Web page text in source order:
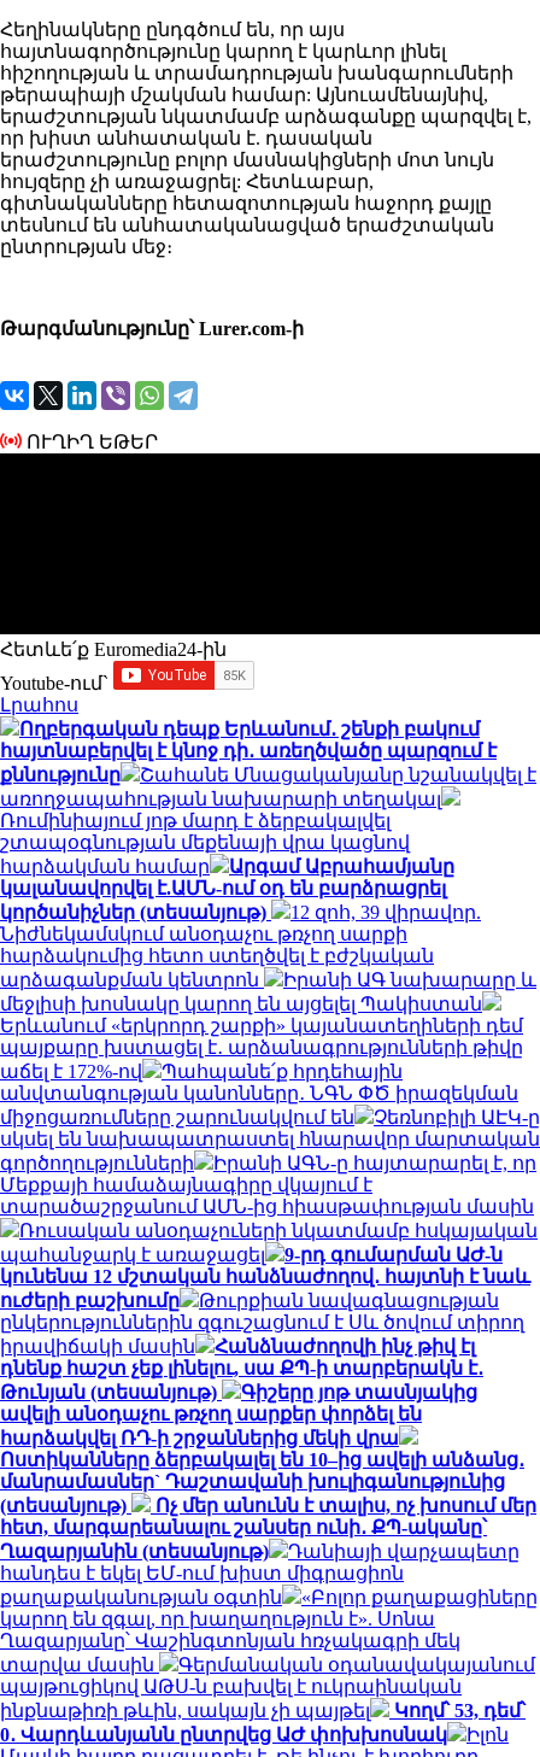
Հեղինակները ընդգծում են, որ այս
հայտնագործությունը կարող է կարևոր լինել
հիշողության և տրամադրության խանգարումների
թերապիայի մշակման համար: Այնուամենայնիվ,
երաժշտության նկատմամբ արձագանքը պարզվել է,
որ խիստ անհատական ​​է. դասական
երաժշտությունը բոլոր մասնակիցների մոտ նույն
հույզերը չի առաջացրել: Հետևաբար,
գիտնականները հետազոտության հաջորդ քայլը
տեսնում են անհատականացված երաժշտական ​​​​
ընտրության մեջ։
Թարգմանությունը՝ Lurer.com-ի
ՈՒՂԻՂ ԵԹԵՐ
Հետևե՛ք Euromedia24-ին
Youtube-ում`
Լրահոս
Ողբերգական դեպք Երևանում․ շենքի բակում
հայտնաբերվել է կնոջ դի․ առեղծվածը պարզում է
քննությունը
Շահանե Մնացականյանը նշանակվել է
առողջապահության նախարարի տեղակալ
Ռումինիայում յոթ մարդ է ձերբակալվել
շտապօգնության մեքենայի վրա կացնով
հարձակման համար
Արգամ Աբրահամյանը
կալանավորվել է.ԱՄՆ-ում օդ են բարձրացրել
կործանիչներ (տեսանյութ)
12 զոհ, 39 վիրավոր.
Նիժնեկամսկում անօդաչու թռչող սարքի
հարձակումից հետո ստեղծվել է բժշկական
արձագանքման կենտրոն
Իրանի ԱԳ նախարարը և
մեջլիսի խոսնակը կարող են այցելել Պակիստան
Երևանում «երկրորդ շարքի» կայանատեղիների դեմ
պայքարը խստացել է․ արձանագրությունների թիվը
աճել է 172%-ով
Պահպանե՛ք հրդեհային
անվտանգության կանոնները․ ՆԳՆ ՓԾ իրազեկման
միջոցառումները շարունակվում են
Չեռնոբիլի ԱԷԿ-ը
սկսել են նախապատրաստել հնարավոր մարտական
գործողությունների
Իրանի ԱԳՆ-ը հայտարարել է, որ
Մեքքայի համաձայնագիրը վկայում է
տարածաշրջանում ԱՄՆ-ից հիասթափության մասին
Ռուսական անօդաչուների նկատմամբ հսկայական
պահանջարկ է առաջացել
9-րդ գումարման ԱԺ-ն
կունենա 12 մշտական հանձնաժողով․ հայտնի է նաև
ուժերի բաշխումը
Թուրքիան նավագնացության
ընկերություններին զգուշացնում է Սև ծովում տիրող
իրավիճակի մասին
Հանձնաժողովի ինչ թիվ էլ
դնենք հաշտ չեք լինելու, սա ՔՊ-ի տարբերակն է․
Թունյան (տեսանյութ)
Գիշերը յոթ տասնյակից
ավելի անօդաչու թռչող սարքեր փորձել են
հարձակվել ՌԴ-ի շրջաններից մեկի վրա
Ոստիկանները ձերբակալել են 10–ից ավելի անձանց․
մանրամասներ` Դաշտավանի խուլիգանությունից
(տեսանյութ)
Ոչ մեր անունն է տալիս, ոչ խոսում մեր
հետ, մարգարեանալու շանսեր ունի․ ՔՊ-ականը՝
Ղազարյանին (տեսանյութ)
Դանիայի վարչապետը
հանդես է եկել ԵՄ-ում խիստ միգրացիոն
քաղաքականության օգտին
«Բոլոր քաղաքացիները
կարող են զգալ, որ խաղաղություն է». Սոնա
Ղազարյանը՝ Վաշինգտոնյան հռչակագրի մեկ
տարվա մասին
Գերմանական օդանավակայանում
պայթուցիկով ԱԹՍ-ն բախվել է ուկրաինական
ինքնաթիռի թևին, սակայն չի պայթել
Կողմ՝ 53, դեմ՝
0․ Վարդևանյանն ընտրվեց ԱԺ փոխխոսնակ
Իլոն